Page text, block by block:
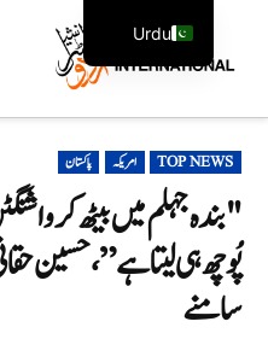
POSTED
IN
TOP NEWS امریکہ پاکستان
"بندہ جہلم میں بیٹھ کر
پُوچھ ہی لیتا ہے”، حسین
سامنے
Urdu
English